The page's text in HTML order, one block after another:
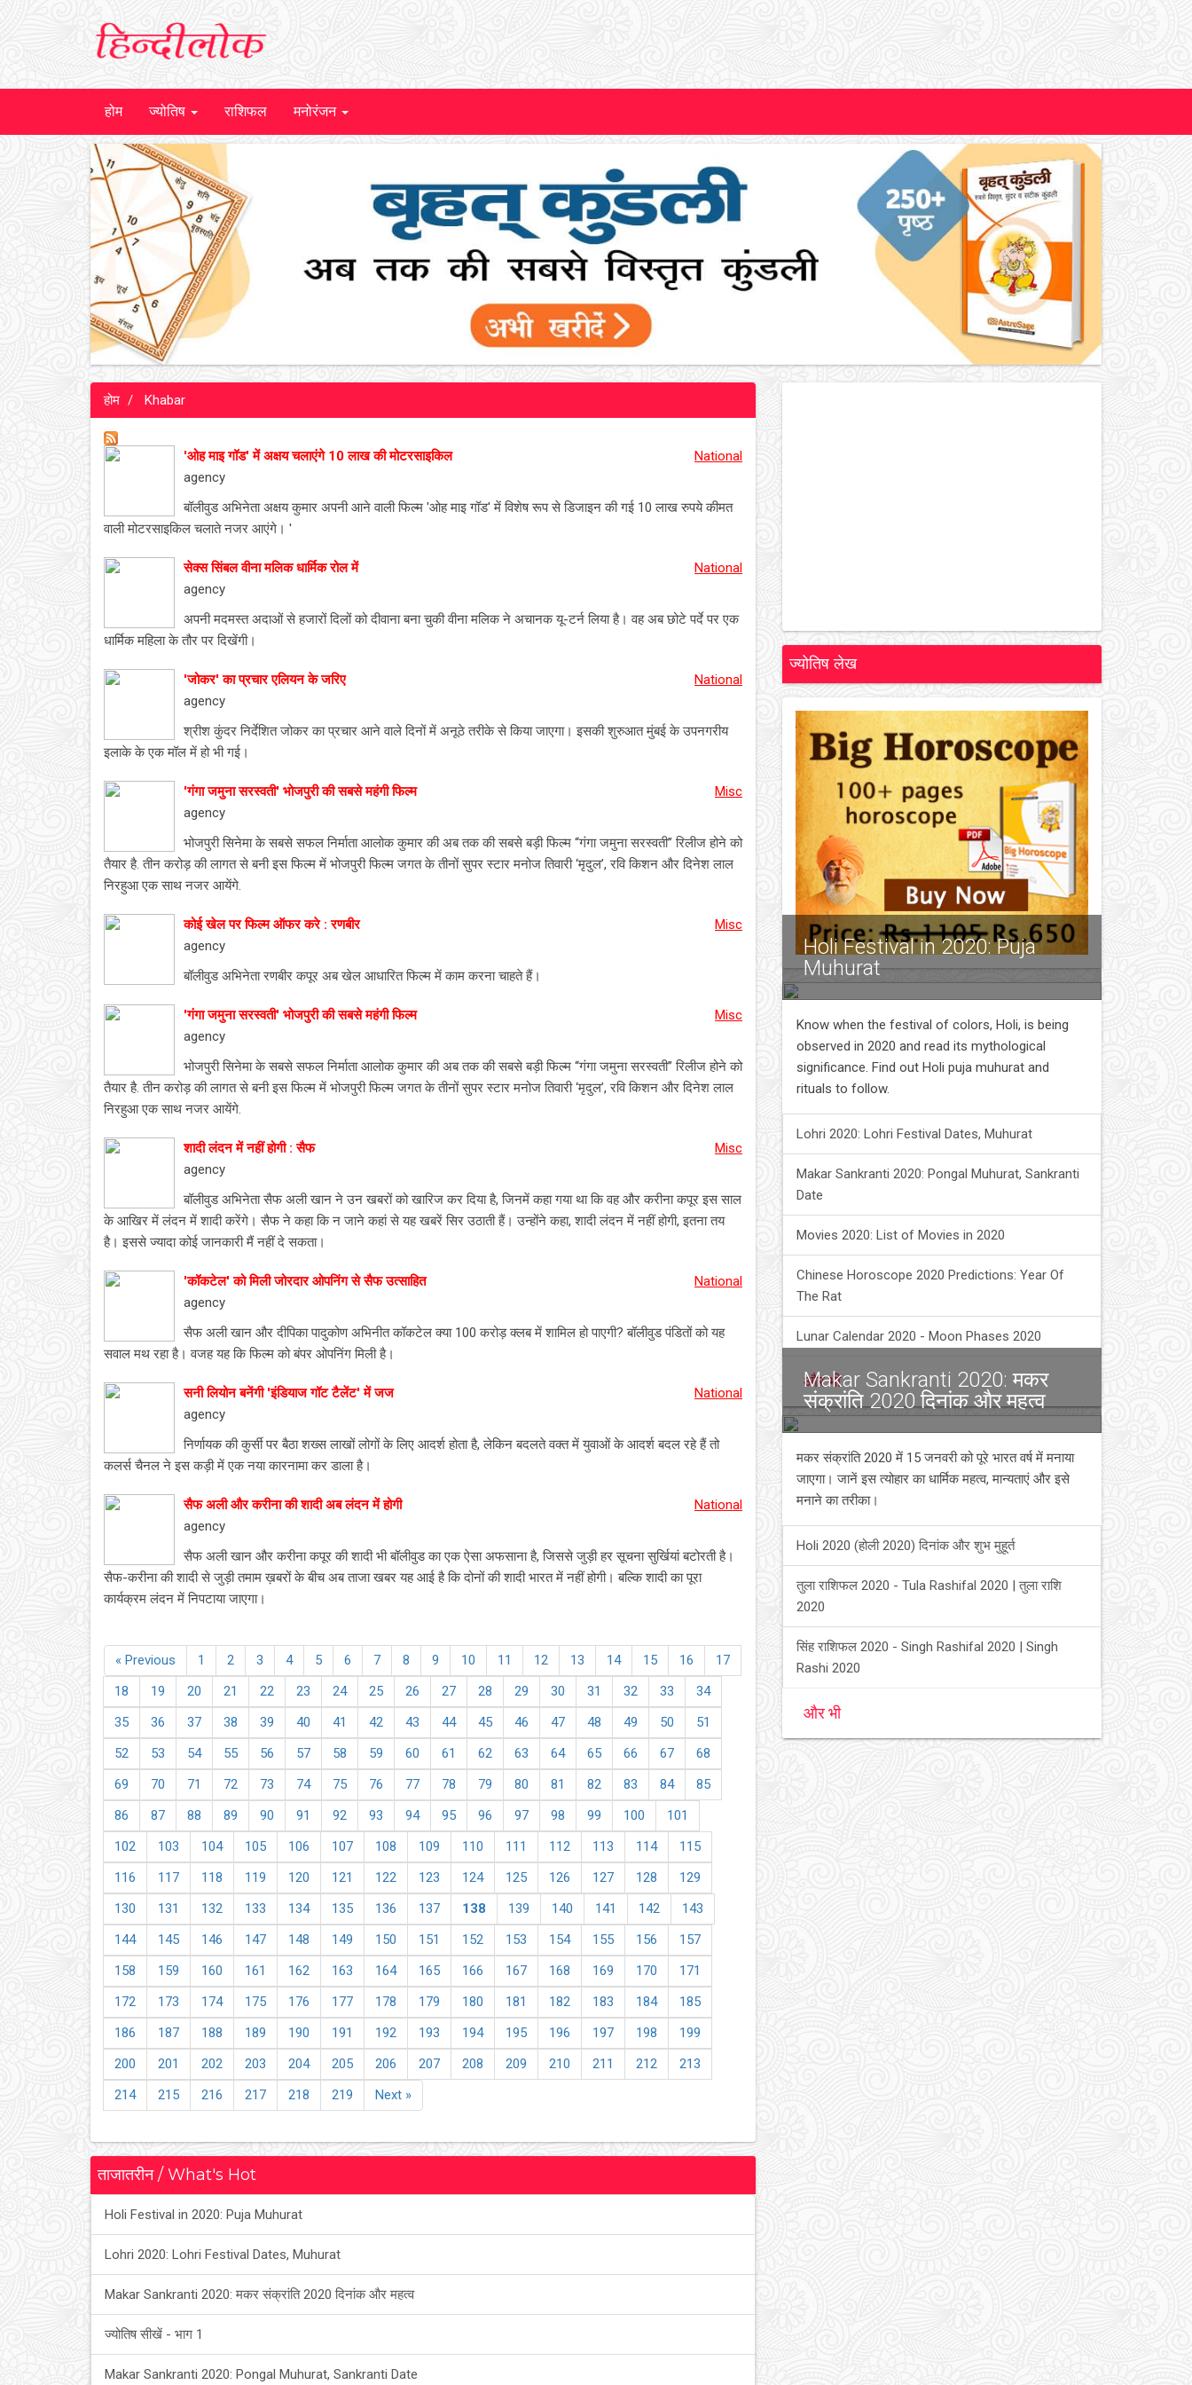
होम ज्योतिष राशिफल मनोरंजन
होम Khabar
'ओह माइ गॉड' में अक्षय चलाएंगे 10 लाख की मोटरसाइकिल
National
agency
बॉलीवुड अभिनेता अक्षय कुमार अपनी आने वाली फिल्म 'ओह माइ गॉड' में विशेष रूप से डिजाइन की गई 10 लाख रुपये कीमत
वाली मोटरसाइकिल चलाते नजर आएंगे। '
सेक्स सिंबल वीना मलिक धार्मिक रोल में
National
agency
अपनी मदमस्त अदाओं से हजारों दिलों को दीवाना बना चुकी वीना मलिक ने अचानक यू-टर्न लिया है। वह अब छोटे पर्दे पर एक
धार्मिक महिला के तौर पर दिखेंगी।
'जोकर' का प्रचार एलियन के जरिए
National
agency
श्रीश कुंदर निर्देशित जोकर का प्रचार आने वाले दिनों में अनूठे तरीके से किया जाएगा। इसकी शुरुआत मुंबई के उपनगरीय
इलाके के एक मॉल में हो भी गई।
'गंगा जमुना सरस्वती' भोजपुरी की सबसे महंगी फिल्म
Misc
agency
भोजपुरी सिनेमा के सबसे सफल निर्माता आलोक कुमार की अब तक की सबसे बड़ी फिल्म ‘‘गंगा जमुना सरस्वती’’ रिलीज होने को
तैयार है. तीन करोड़ की लागत से बनी इस फिल्म में भोजपुरी फिल्म जगत के तीनों सुपर स्टार मनोज तिवारी ‘मृदुल’, रवि किशन और दिनेश लाल
निरहुआ एक साथ नजर आयेंगे.
कोई खेल पर फिल्म ऑफर करे : रणबीर
Misc
agency
बॉलीवुड अभिनेता रणबीर कपूर अब खेल आधारित फिल्म में काम करना चाहते हैं।
'गंगा जमुना सरस्वती' भोजपुरी की सबसे महंगी फिल्म
Misc
agency
भोजपुरी सिनेमा के सबसे सफल निर्माता आलोक कुमार की अब तक की सबसे बड़ी फिल्म ‘‘गंगा जमुना सरस्वती’’ रिलीज होने को
तैयार है. तीन करोड़ की लागत से बनी इस फिल्म में भोजपुरी फिल्म जगत के तीनों सुपर स्टार मनोज तिवारी ‘मृदुल’, रवि किशन और दिनेश लाल
निरहुआ एक साथ नजर आयेंगे.
शादी लंदन में नहीं होगी : सैफ
Misc
agency
बॉलीवुड अभिनेता सैफ अली खान ने उन खबरों को खारिज कर दिया है, जिनमें कहा गया था कि वह और करीना कपूर इस साल
के आखिर में लंदन में शादी करेंगे। सैफ ने कहा कि न जाने कहां से यह खबरें सिर उठाती हैं। उन्होंने कहा, शादी लंदन में नहीं होगी, इतना तय
है। इससे ज्यादा कोई जानकारी मैं नहीं दे सकता।
'कॉकटेल' को मिली जोरदार ओपनिंग से सैफ उत्साहित
National
agency
सैफ अली खान और दीपिका पादुकोण अभिनीत कॉकटेल क्या 100 करोड़ क्लब में शामिल हो पाएगी? बॉलीवुड पंडितों को यह
सवाल मथ रहा है। वजह यह कि फिल्म को बंपर ओपनिंग मिली है।
सनी लियोन बनेंगी 'इंडियाज गॉट टैलेंट' में जज
National
agency
निर्णायक की कुर्सी पर बैठा शख्स लाखों लोगों के लिए आदर्श होता है, लेकिन बदलते वक्त में युवाओं के आदर्श बदल रहे हैं तो
कलर्स चैनल ने इस कड़ी में एक नया कारनामा कर डाला है।
सैफ अली और करीना की शादी अब लंदन में होगी
National
agency
सैफ अली खान और करीना कपूर की शादी भी बॉलीवुड का एक ऐसा अफसाना है, जिससे जुड़ी हर सूचना सुर्खियां बटोरती है।
सैफ-करीना की शादी से जुड़ी तमाम ख़बरों के बीच अब ताजा खबर यह आई है कि दोनों की शादी भारत में नहीं होगी। बल्कि शादी का पूरा
कार्यक्रम लंदन में निपटाया जाएगा।
« Previous 1 2 3 4 5 6 7 8 9 10 11 12 13 14 15 16
17
18
19 20 21 22 23 24 25 26 27 28 29 30 31 32 33
34
35
36 37 38 39 40 41 42 43 44 45 46 47 48 49 50
51
52
53 54 55 56 57 58 59 60 61 62 63 64 65 66 67
68
69
70 71 72 73 74 75 76 77 78 79 80 81 82 83 84
85
86
87 88 89 90 91 92 93 94 95 96 97 98 99 100
101
102
103 104 105 106 107 108 109 110 111 112 113 114
115
116
117 118 119 120 121 122 123 124 125 126 127 128
129
130
131 132 133 134 135 136 137 138 139 140 141 142
143
144
145 146 147 148 149 150 151 152 153 154 155 156
157
158
159 160 161 162 163 164 165 166 167 168 169 170
171
172
173 174 175 176 177 178 179 180 181 182 183 184
185
186
187 188 189 190 191 192 193 194 195 196 197 198
199
200
201 202 203 204 205 206 207 208 209 210 211 212
213
214
215 216 217 218 219 Next »
ताजातरीन / What's Hot
Holi Festival in 2020: Puja Muhurat
Lohri 2020: Lohri Festival Dates, Muhurat
Makar Sankranti 2020: मकर संक्रांति 2020 दिनांक और महत्व
ज्योतिष सीखें - भाग 1
Makar Sankranti 2020: Pongal Muhurat, Sankranti Date
ज्योतिष लेख
Holi Festival in 2020: Puja
Muhurat
Know when the festival of colors, Holi, is being
observed in 2020 and read its mythological
significance. Find out Holi puja muhurat and
rituals to follow.
Lohri 2020: Lohri Festival Dates, Muhurat
Makar Sankranti 2020: Pongal Muhurat, Sankranti
Date
Movies 2020: List of Movies in 2020
Chinese Horoscope 2020 Predictions: Year Of
The Rat
Lunar Calendar 2020 - Moon Phases 2020
और भी
Makar Sankranti 2020: मकर
संक्रांति 2020 दिनांक और महत्व
मकर संक्रांति 2020 में 15 जनवरी को पूरे भारत वर्ष में मनाया
जाएगा। जानें इस त्योहार का धार्मिक महत्व, मान्यताएं और इसे
मनाने का तरीका।
Holi 2020 (होली 2020) दिनांक और शुभ मुहूर्त
तुला राशिफल 2020 - Tula Rashifal 2020 | तुला राशि
2020
सिंह राशिफल 2020 - Singh Rashifal 2020 | Singh
Rashi 2020
और भी